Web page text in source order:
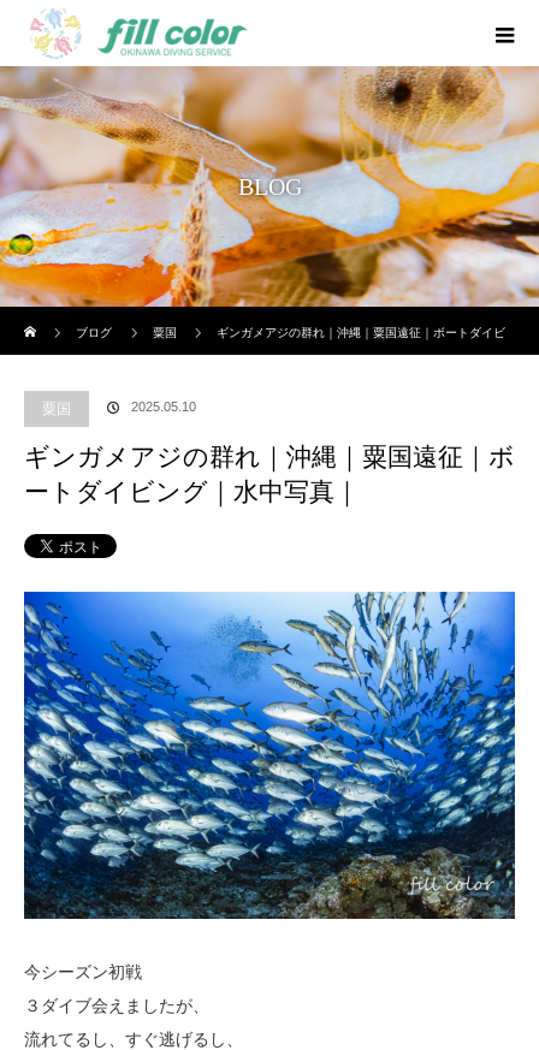
BLOG
ブログ
粟国 ギンガメアジの群れ｜沖縄｜粟国遠征｜ボートダイビ
粟国 2025.05.10
ギンガメアジの群れ｜沖縄｜粟国遠征｜ボ
ートダイビング｜水中写真｜
今シーズン初戦
３ダイブ会えましたが、
流れてるし、すぐ逃げるし、